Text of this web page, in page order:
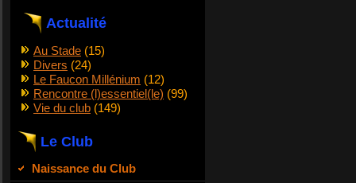
Actualité
Au Stade (15)
Divers (24)
Le Faucon Millénium (12)
Rencontre (l)essentiel(le) (99)
Vie du club (149)
Le Club
Naissance du Club